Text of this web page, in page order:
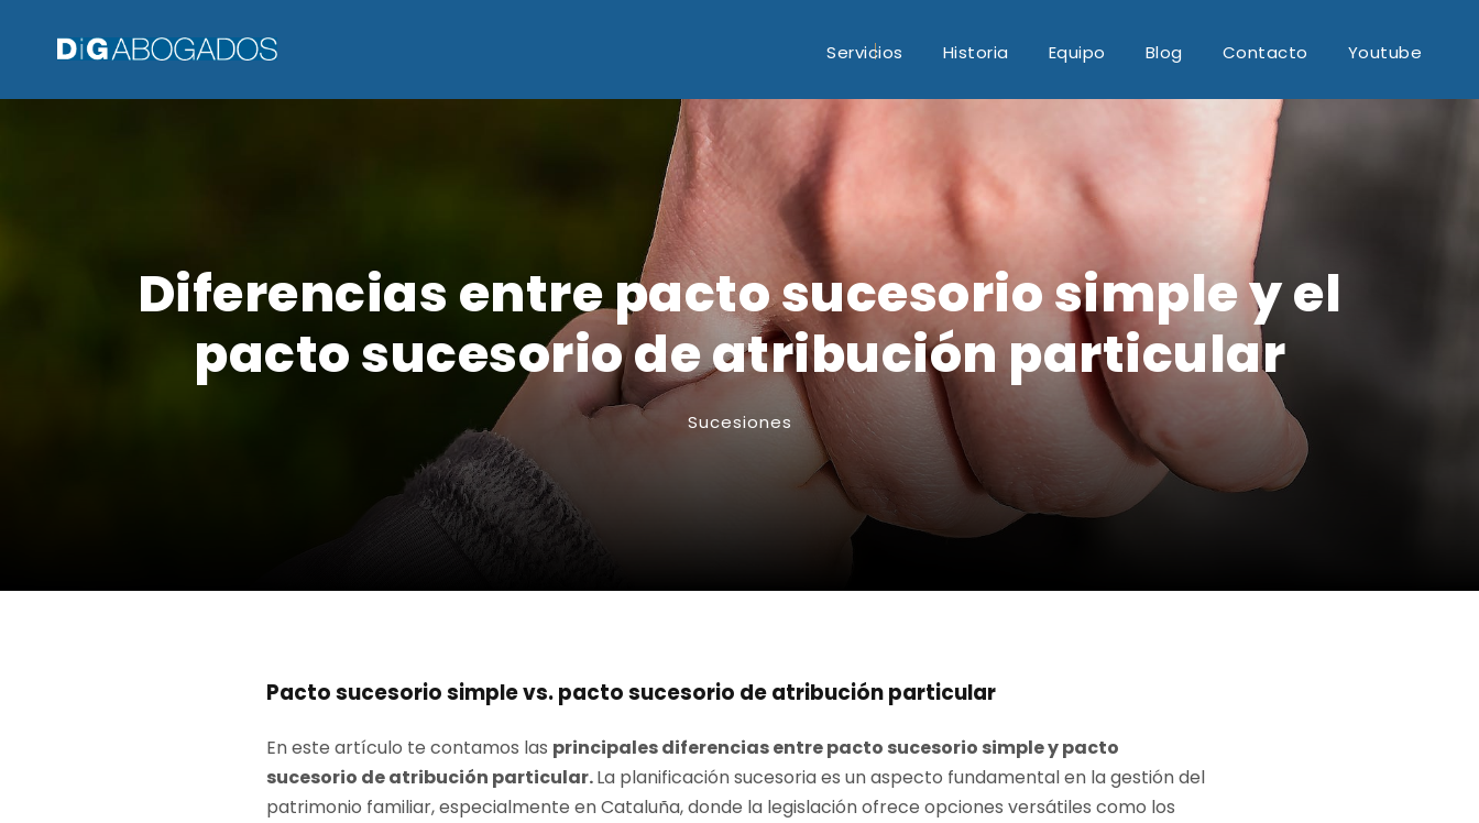
Servicios Historia Equipo Blog Contacto Youtube
Diferencias entre pacto sucesorio simple y el
pacto sucesorio de atribución particular
Sucesiones
Pacto sucesorio simple vs. pacto sucesorio de atribución particular
En este artículo te contamos las principales diferencias entre pacto sucesorio simple y pacto
sucesorio de atribución particular.La planificación sucesoria es un aspecto fundamental en la gestión del
patrimonio familiar, especialmente en Cataluña, donde la legislación ofrece opciones versátiles como los